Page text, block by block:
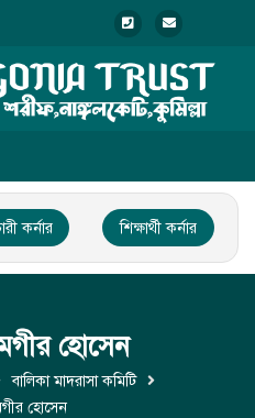
কর্নার শিক্ষার্থী কর্নার
হোসেন
বালিকা মাদরাসা কমিটি
হোসেন